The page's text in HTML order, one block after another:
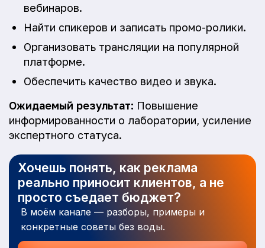
вебинаров.
Найти спикеров и записать промо-ролики.
Организовать трансляции на популярной
платформе.
Обеспечить качество видео и звука.
Ожидаемый результат: Повышение
информированности о лаборатории, усиление
экспертного статуса.
Хочешь понять, как реклама
реально приносит клиентов, а не
просто съедает бюджет?
В моём канале — разборы, примеры и
конкретные советы без воды.